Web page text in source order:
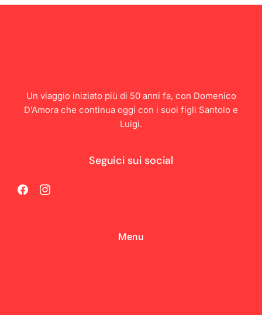
Un viaggio iniziato più di 50 anni fa, con Domenico
D’Amora che continua oggi con i suoi figli Santolo e
Luigi.
Seguici sui social
Menu